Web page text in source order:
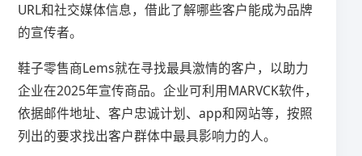
URL和社交媒体信息，借此了解哪些客户能成为品牌
的宣传者。
鞋子零售商Lems就在寻找最具激情的客户，以助力
企业在2025年宣传商品。企业可利用MARVCK软件，
依据邮件地址、客户忠诚计划、app和网站等，按照
列出的要求找出客户群体中最具影响力的人。